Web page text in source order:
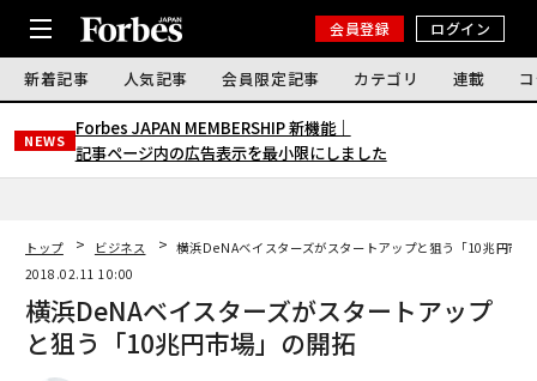
会員登録 ログイン
新着記事 人気記事 会員限定記事 カテゴリ 連載
NEWS
Forbes JAPAN MEMBERSHIP 新機能｜
記事ページ内の広告表示を最小限にしました
トップ ビジネス
横浜DeNAベイスターズがスタートアップと狙う「10兆円市
2018.02.11 10:00
横浜DeNAベイスターズがスタートアップ
と狙う「10兆円市場」の開拓